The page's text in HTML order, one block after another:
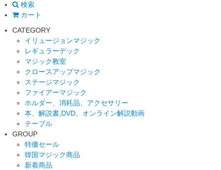
検索
カート
CATEGORY
イリュージョンマジック
レギュラーデック
マジック教室
クロースアップマジック
ステージマジック
ファイアーマジック
ホルダー、消耗品、アクセサリー
本、解説書,DVD、オンライン解説動画
テーブル
GROUP
特価セール
韓国マジック商品
新着商品